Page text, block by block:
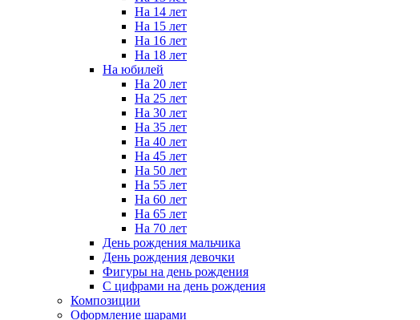
На 14 лет
На 15 лет
На 16 лет
На 18 лет
На юбилей
На 20 лет
На 25 лет
На 30 лет
На 35 лет
На 40 лет
На 45 лет
На 50 лет
На 55 лет
На 60 лет
На 65 лет
На 70 лет
День рождения мальчика
День рождения девочки
Фигуры на день рождения
С цифрами на день рождения
Композиции
Оформление шарами